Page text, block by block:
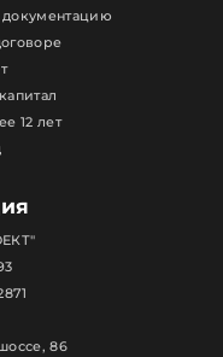
документацию
12 лет
86